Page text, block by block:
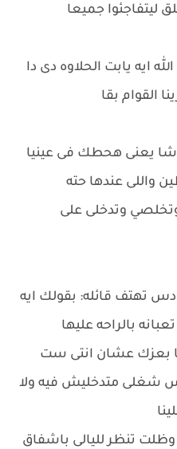
ليتفاجئوا جميعا
ايه يابت الحلاوه دى دا
القوام بقا
يعنى هحطك فى عينيا
واللى عندها حته
وتدخلى على
تهتف قائله: بقولك ايه
بالراحه عليها
بعزك عشان انتى ست
شغلى متدخليش فيه ولا
تنظر لليالى باشفاق